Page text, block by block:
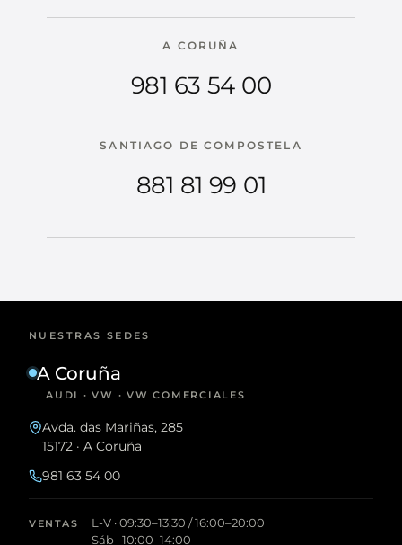
A CORUÑA
981 63 54 00
SANTIAGO DE COMPOSTELA
881 81 99 01
NUESTRAS SEDES
A Coruña
AUDI · VW · VW COMERCIALES
Avda. das Mariñas, 285
15172 · A Coruña
981 63 54 00
VENTAS
L-V · 09:30–13:30 / 16:00–20:00
Sáb · 10:00–14:00